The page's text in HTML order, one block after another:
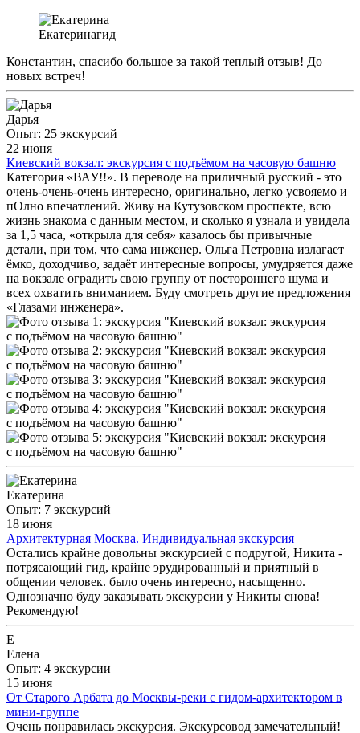
Екатеринагид
Константин, спасибо большое за такой теплый отзыв! До
новых встреч!
Дарья
Опыт: 25 экскурсий
22 июня
Киевский вокзал: экскурсия с подъёмом на часовую башню
Категория «ВАУ!!». В переводе на приличный русский - это
очень-очень-очень интересно, оригинально, легко усвояемо и
пОлно впечатлений. Живу на Кутузовском проспекте, всю
жизнь знакома с данным местом, и сколько я узнала и увидела
за 1,5 часа, «открыла для себя» казалось бы привычные
детали, при том, что сама инженер. Ольга Петровна излагает
ёмко, доходчиво, задаёт интересные вопросы, умудряется даже
на вокзале оградить свою группу от постороннего шума и
всех охватить вниманием. Буду смотреть другие предложения
«Глазами инженера».
Екатерина
Опыт: 7 экскурсий
18 июня
Архитектурная Москва. Индивидуальная экскурсия
Остались крайне довольны экскурсией с подругой, Никита -
потрясающий гид, крайне эрудированный и приятный в
общении человек. было очень интересно, насыщенно.
Однозначно буду заказывать экскурсии у Никиты снова!
Рекомендую!
Е
Елена
Опыт: 4 экскурсии
15 июня
От Старого Арбата до Москвы-реки с гидом-архитектором в
мини-группе
Очень понравилась экскурсия. Экскурсовод замечательный!